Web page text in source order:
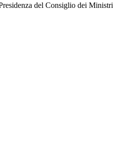
del Consiglio dei Ministri